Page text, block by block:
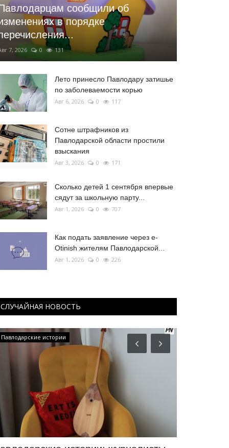
сообщили об
в порядке
7, 2026 0 131
Лето принесло Павлодару затишье
по заболеваемости корью
Авг 6, 2026 0 117
Сотне штрафников из
Павлодарской области простили
взыскания
Авг 3, 2026 0 171
Сколько детей 1 сентября впервые
сядут за школьную парту...
Авг 1, 2026 0 707
Как подать заявление через e-
Otinish жителям Павлодарской...
Авг 1, 2026 0 226
СЛУЧАЙНАЯ НОВОСТЬ
Павлодарские истории